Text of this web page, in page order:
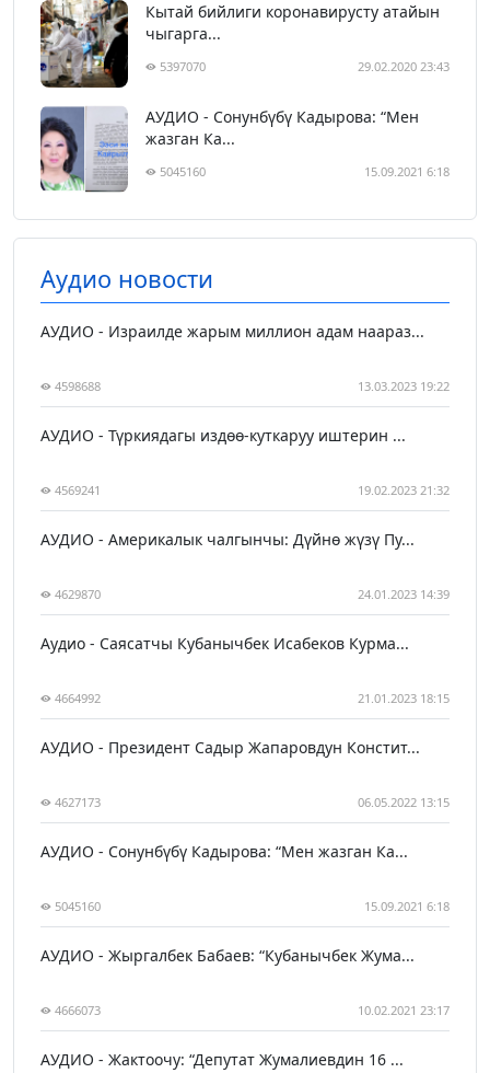
Кытай бийлиги коронавирусту атайын
чыгарга...
5397070 29.02.2020 23:43
АУДИО - Сонунбүбү Кадырова: “Мен
жазган Ка...
5045160 15.09.2021 6:18
Аудио новости
АУДИО - Израилде жарым миллион адам наараз...
4598688 13.03.2023 19:22
АУДИО - Түркиядагы издөө-куткаруу иштерин ...
4569241 19.02.2023 21:32
АУДИО - Америкалык чалгынчы: Дүйнө жүзү Пу...
4629870 24.01.2023 14:39
Аудио - Саясатчы Кубанычбек Исабеков Курма...
4664992 21.01.2023 18:15
АУДИО - Президент Садыр Жапаровдун Констит...
4627173 06.05.2022 13:15
АУДИО - Сонунбүбү Кадырова: “Мен жазган Ка...
5045160 15.09.2021 6:18
АУДИО - Жыргалбек Бабаев: “Кубанычбек Жума...
4666073 10.02.2021 23:17
АУДИО - Жактоочу: “Депутат Жумалиевдин 16 ...